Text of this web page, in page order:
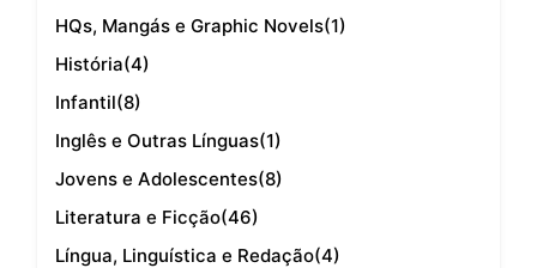
HQs, Mangás e Graphic Novels(1)
História(4)
Infantil(8)
Inglês e Outras Línguas(1)
Jovens e Adolescentes(8)
Literatura e Ficção(46)
Língua, Linguística e Redação(4)